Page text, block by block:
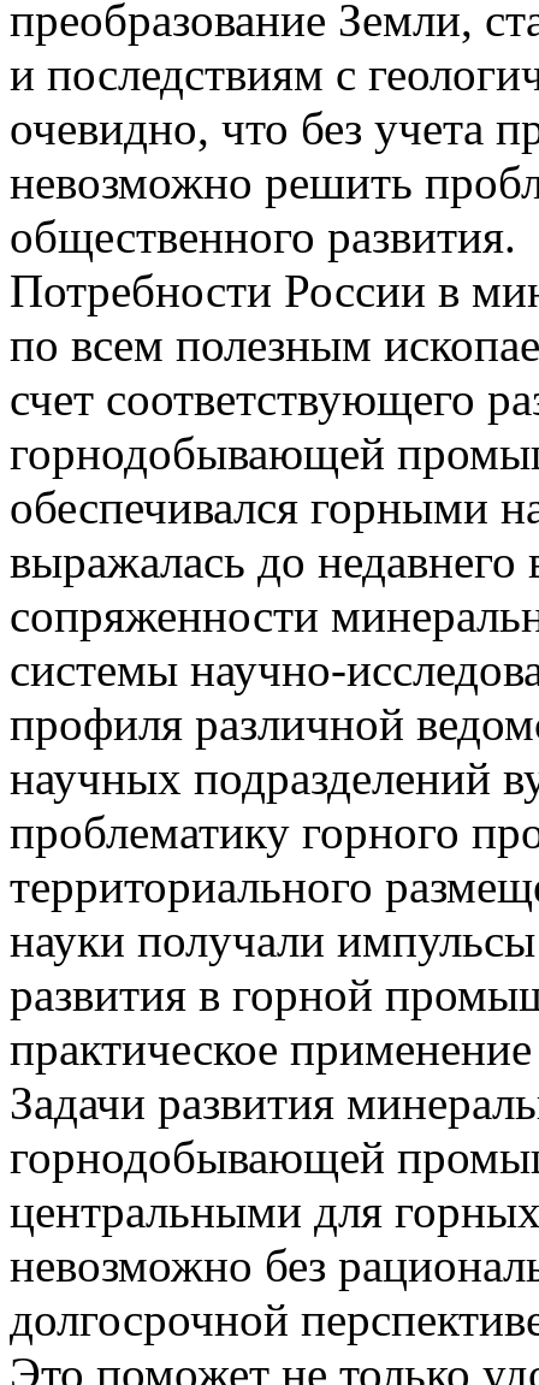
преобразование Земли,
и последствиям с
очевидно, что без учета
невозможно решить
общественного развития.
Потребности России в
по всем полезным
счет соответствующего
горнодобывающей
обеспечивался горными
выражалась до недавнего
сопряженности
системы научно-
профиля различной
научных подразделений
проблематику горного
территориального
науки получали
развития в горной
практическое
Задачи развития
горнодобывающей
центральными для
невозможно без
долгосрочной
Это поможет не только